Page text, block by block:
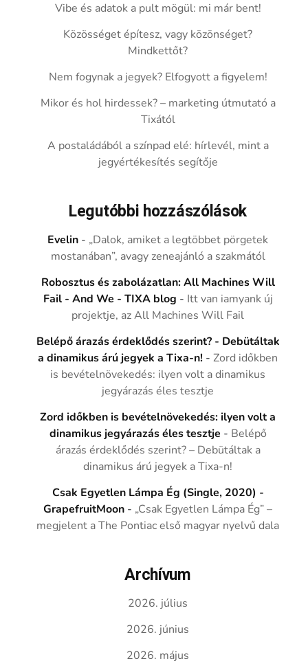
Vibe és adatok a pult mögül: mi már bent!
Közösséget építesz, vagy közönséget?
Mindkettőt?
Nem fogynak a jegyek? Elfogyott a figyelem!
Mikor és hol hirdessek? – marketing útmutató a
Tixától
A postaládából a színpad elé: hírlevél, mint a
jegyértékesítés segítője
Legutóbbi hozzászólások
Evelin - „Dalok, amiket a legtöbbet pörgetek
mostanában”, avagy zeneajánló a szakmától
Robosztus és zabolázatlan: All Machines Will
Fail - And We - TIXA blog - Itt van iamyank új
projektje, az All Machines Will Fail
Belépő árazás érdeklődés szerint? - Debütáltak
a dinamikus árú jegyek a Tixa-n! -Zord időkben
is bevételnövekedés: ilyen volt a dinamikus
jegyárazás éles tesztje
Zord időkben is bevételnövekedés: ilyen volt a
dinamikus jegyárazás éles tesztje - Belépő
árazás érdeklődés szerint? – Debütáltak a
dinamikus árú jegyek a Tixa-n!
Csak Egyetlen Lámpa Ég (Single, 2020) -
GrapefruitMoon - „Csak Egyetlen Lámpa Ég” –
megjelent a The Pontiac első magyar nyelvű dala
Archívum
2026. július
2026. június
2026. május